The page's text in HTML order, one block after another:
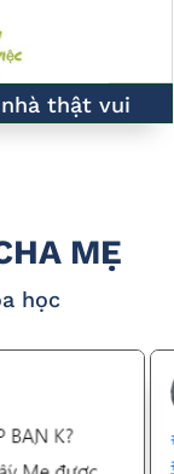
thật vui
MẸ
học